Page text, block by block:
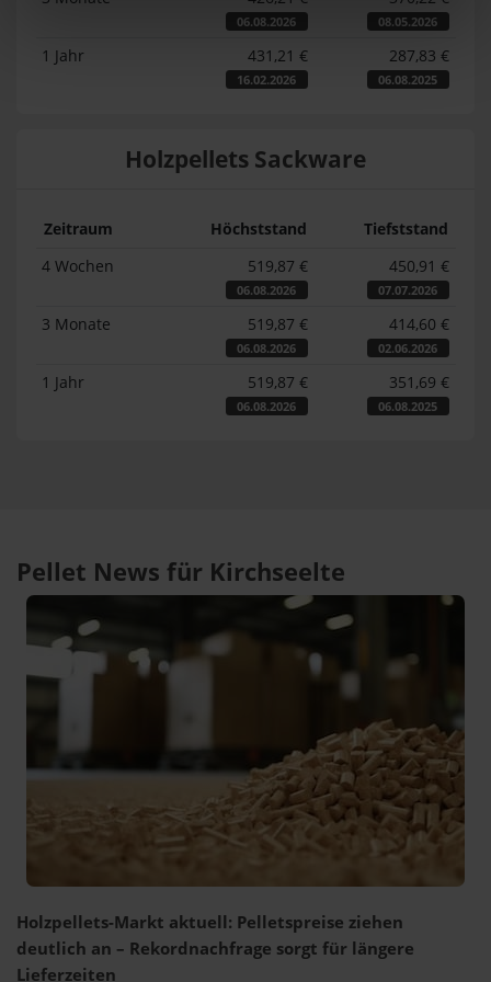
06.08.2026 08.05.2026
1 Jahr 431,21 €
16.02.2026
287,83 €
06.08.2025
Holzpellets Sackware
Zeitraum Höchststand
Tiefststand
4 Wochen
519,87 €
06.08.2026
450,91 €
07.07.2026
3 Monate 519,87 €
06.08.2026
414,60 €
02.06.2026
1 Jahr 519,87 €
06.08.2026
351,69 €
06.08.2025
Pellet News für Kirchseelte
Holzpellets-Markt aktuell: Pelletspreise ziehen
deutlich an – Rekordnachfrage sorgt für längere
Lieferzeiten